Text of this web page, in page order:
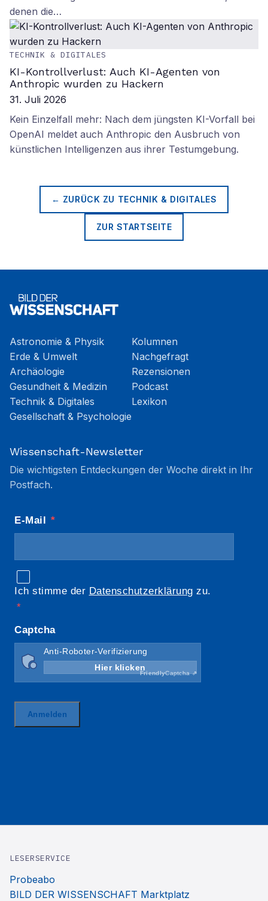
denen die…
TECHNIK & DIGITALES
KI-Kontrollverlust: Auch KI-Agenten von
Anthropic wurden zu Hackern
31. Juli 2026
Kein Einzelfall mehr: Nach dem jüngsten KI-Vorfall bei
OpenAI meldet auch Anthropic den Ausbruch von
künstlichen Intelligenzen aus ihrer Testumgebung.
← ZURÜCK ZU TECHNIK & DIGITALES
ZUR STARTSEITE
Astronomie & Physik
Erde & Umwelt
Archäologie
Gesundheit & Medizin
Technik & Digitales
Gesellschaft & Psychologie
Kolumnen
Nachgefragt
Rezensionen
Podcast
Lexikon
Wissenschaft-Newsletter
Die wichtigsten Entdeckungen der Woche direkt in Ihr
Postfach.
LESERSERVICE
Probeabo
BILD DER WISSENSCHAFT Marktplatz